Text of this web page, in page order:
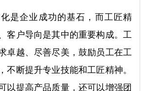
是企业成功的基石，而工匠精
客户导向是其中的重要构成。工
卓越、尽善尽美，鼓励员工在工
不断提升专业技能和工匠精神。
以提高产品质量，还可以增强团